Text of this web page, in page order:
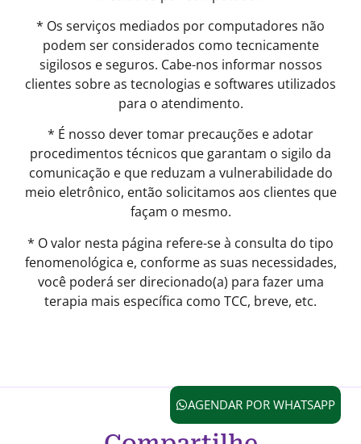
* Os serviços mediados por computadores não
podem ser considerados como tecnicamente
sigilosos e seguros. Cabe-nos informar nossos
clientes sobre as tecnologias e softwares utilizados
para o atendimento.
* É nosso dever tomar precauções e adotar
procedimentos técnicos que garantam o sigilo da
comunicação e que reduzam a vulnerabilidade do
meio eletrônico, então solicitamos aos clientes que
façam o mesmo.
* O valor nesta página refere-se à consulta do tipo
fenomenológica e, conforme as suas necessidades,
você poderá ser direcionado(a) para fazer uma
terapia mais específica como TCC, breve, etc.
AGENDAR POR WHATSAPP